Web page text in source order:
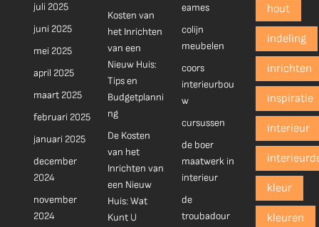
juli 2025
juni 2025
mei 2025
april 2025
maart 2025
februari 2025
januari 2025
december
2024
november
2024
Kosten van
het Inrichten
van een
Nieuw Huis:
Tips en
Budgetplanni
ng
De Kosten
van het
Inrichten van
een Nieuw
Huis: Wat
Kunt U
eames
colijn
meubelen
coors
interieurbou
w
cursussen
de boer
maatwerk in
interieur
de
troubadour
hout
indeling
inrichten
inspiratie
interieur
kleur
kleuren